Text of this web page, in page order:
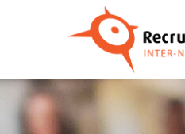
Passer au contenu principal